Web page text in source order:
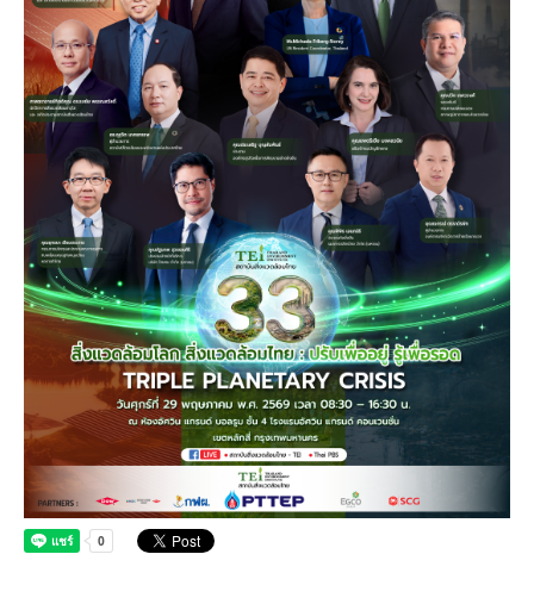
คณะผู้บริหาร
เจ้าหน้าที่
วิถีเรา
สโลแกน
รายงานประจำปี | รายงานงบการเงิน
สำนักงานสีเขียว
รางวัลและเกียรติประวัติ
กองทุน
กองทุน ดร.ธีระ พันธุมวนิช
กองทุนสุขภาพกับสภาวะโลกร้อน
ขยะชุมชน-ขยะอาหาร
ขยะพลาสติก
ฝุ่น PM2.5
ฉลากเขียว
ฉลากสิ่งแวดล้อม
บริการที่เป็นมิตรกับสิ่งแวดล้อม
ที่ปรึกษาคาร์บอนฟุตพริ้นท์
จัดซื้อจัดจ้างที่เป็นมิตรกับสิ่งแวดล้อม
ทรัพยากรธรรมชาติ
ทรัพยากรทางบก
ทรัพยากรทางทะเลและชายฝั่ง
ความหลากหลายทางชีวภาพ
การเปลี่ยนแปลงสภาพภูมิอากาศ
การลดก๊าซเรือนกระจก
การปรับตัว
การพัฒนาบุคลากรด้านสิ่งแวดล้อม
งานฝึกอบรม
สิ่งแวดล้อมศึกษา
นโยบาย แผน เครือข่ายสิ่งแวดล้อม
นโยบายและแผนสิ่งแวดล้อม
TBCSD
คลิปวิดีโอ
เอกสารเผยแพร่
สิ่งพิมพ์จำหน่าย
ข่าวสิ่งแวดล้อม
งาน
ฝึกงาน
ติดต่อเรา